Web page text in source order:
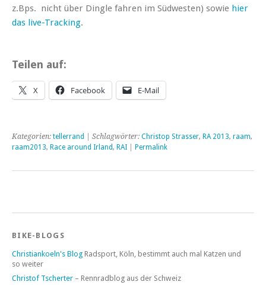
z.Bps. nicht über Dingle fahren im Südwesten) sowie hier
das live-Tracking.
Teilen auf:
X Facebook E-Mail
Kategorien: tellerrand | Schlagwörter: Christop Strasser, RA 2013, raam,
raam2013, Race around Irland, RAI Permalink
BIKE-BLOGS
Christiankoeln's Blog Radsport, Köln, bestimmt auch mal Katzen und
so weiter
Christof Tscherter – Rennradblog aus der Schweiz